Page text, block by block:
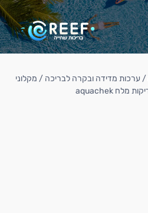
/ ערכות מדידה ובקרה לבריכה / מקלוני